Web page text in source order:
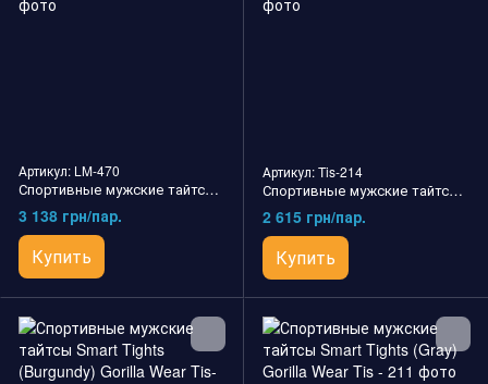
Артикул: LM-470
Спортивные мужские тайтсы San Jose Men's Tights Gorilla Wear
3 138 грн/пар.
Купить
Артикул: Tis-214
Спортивные мужские тайтсы Smart Tights (Army Green) Gorilla Wear
2 615 грн/пар.
Купить